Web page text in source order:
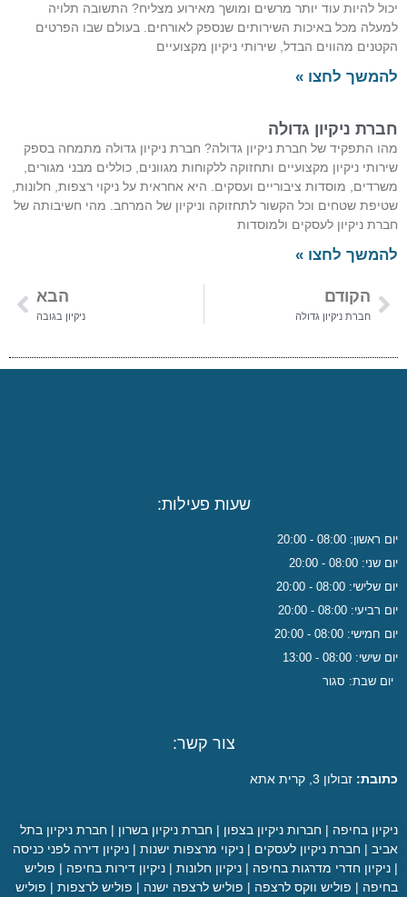
יכול להיות עוד יותר מרשים ומושך מאירוע מצליח? התשובה תלויה
למעלה מכל באיכות השירותים שנספק לאורחים. בעולם שבו הפרטים
הקטנים מהווים הבדל, שירותי ניקיון מקצועיים
להמשך לחצו »
חברת ניקיון גדולה
מהו התפקיד של חברת ניקיון גדולה? חברת ניקיון גדולה מתמחה בספק
שירותי ניקיון מקצועיים ותחזוקה ללקוחות מגוונים, כוללים מבני מגורים,
משרדים, מוסדות ציבוריים ועסקים. היא אחראית על ניקוי רצפות, חלונות,
שטיפת שטחים וכל הקשור לתחזוקה וניקיון של המרחב. מהי חשיבותה של
חברת ניקיון לעסקים ולמוסדות
להמשך לחצו »
הקודם
חברת ניקיון גדולה
הבא
ניקיון בגובה
שעות פעילות:
יום ראשון: 08:00 - 20:00
יום שני: 08:00 - 20:00
יום שלישי: 08:00 - 20:00
יום רביעי: 08:00 - 20:00
יום חמישי: 08:00 - 20:00
יום שישי: 08:00 - 13:00
יום שבת: סגור
צור קשר:
כתובת: זבולון 3, קרית אתא
ניקיון בחיפה | חברות ניקיון בצפון | חברת ניקיון בשרון | חברת ניקיון בתל
אביב | חברת ניקיון לעסקים | ניקוי מרצפות ישנות | ניקיון דירה לפני כניסה
| ניקיון חדרי מדרגות בחיפה | ניקיון חלונות | ניקיון דירות בחיפה | פוליש
בחיפה | פוליש ווקס לרצפה | פוליש לרצפה ישנה | פוליש לרצפות | פוליש